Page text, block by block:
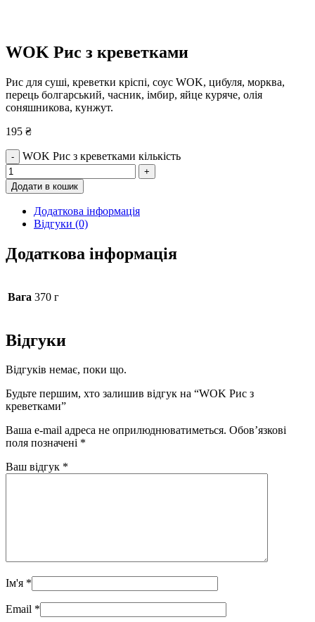
WOK Рис з креветками
Рис для суші, креветки кріспі, соус WOK, цибуля, морква,
перець болгарський, часник, імбир, яйце куряче, олія
соняшникова, кунжут.
195 ₴
- WOK Рис з креветками кількість
+
Додати в кошик
Додаткова інформація
Відгуки (0)
Додаткова інформація
Вага 370 г
Відгуки
Відгуків немає, поки що.
Будьте першим, хто залишив відгук на “WOK Рис з
креветками”
Ваша e-mail адреса не оприлюднюватиметься. Обов’язкові
поля позначені *
Ваш відгук *
Ім'я *
Email *